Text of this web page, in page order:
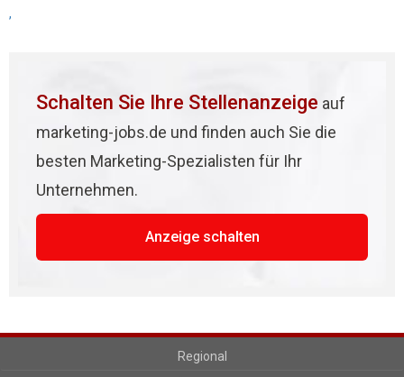
,
Schalten Sie Ihre Stellenanzeige auf
marketing-jobs.de und finden auch Sie die
besten Marketing-Spezialisten für Ihr
Unternehmen.
Anzeige schalten
Regional